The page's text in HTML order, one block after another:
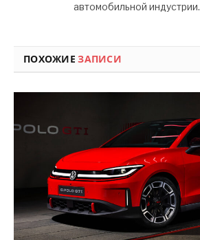
автомобильной индустрии.
ПОХОЖИЕЗАПИСИ